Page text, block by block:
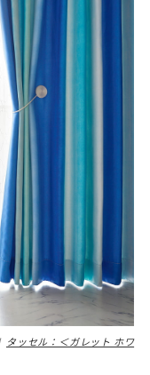
タッセル：＜ガレット ホワ